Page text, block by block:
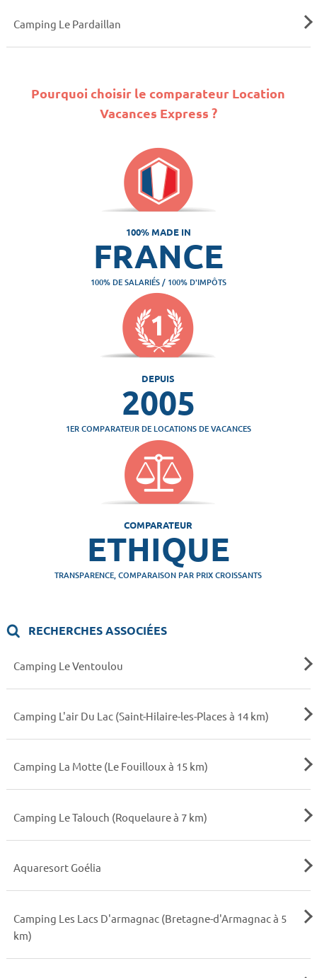
Camping Le Pardaillan
Pourquoi choisir le comparateur Location
Vacances Express ?
100% MADE IN
FRANCE
100% DE SALARIÉS / 100% D'IMPÔTS
DEPUIS
2005
1ER COMPARATEUR DE LOCATIONS DE VACANCES
COMPARATEUR
ETHIQUE
TRANSPARENCE, COMPARAISON PAR PRIX CROISSANTS
RECHERCHES ASSOCIÉES
Camping Le Ventoulou
Camping L'air Du Lac (Saint-Hilaire-les-Places à 14 km)
Camping La Motte (Le Fouilloux à 15 km)
Camping Le Talouch (Roquelaure à 7 km)
Aquaresort Goélia
Camping Les Lacs D'armagnac (Bretagne-d'Armagnac à 5
km)